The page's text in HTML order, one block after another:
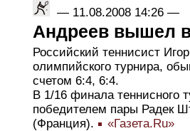
— 11.08.2008 14:26 —
Андреев вышел
Российский теннисист
олимпийского турнира,
счетом 6:4, 6:4.
В 1/16 финала теннисного
победителем пары Радек
(Франция).
«Газета.Ru»